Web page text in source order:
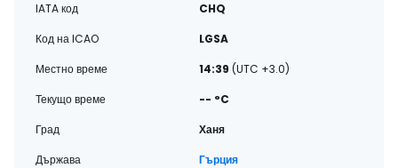
IATA код
CHQ
Код на ICAO
LGSA
Местно време
14:39 (UTC +3.0)
Текущо време
-- °C
Град
Ханя
Държава
Гърция